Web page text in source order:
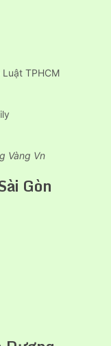
TPHCM
Vàng Vn
Gòn